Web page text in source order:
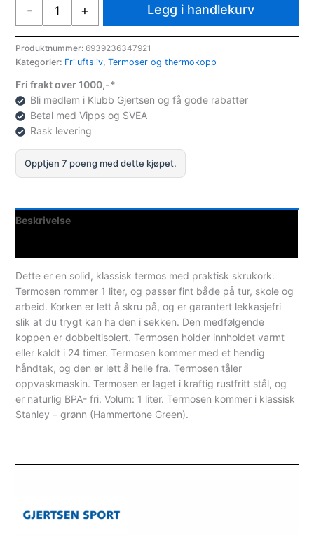
-
Vacuum
Bottle
antall
+ Legg i handlekurv
Produktnummer: 6939236347921
Kategorier: Friluftsliv,Termoser og thermokopp
Fri frakt over 1000,-*
Bli medlem i Klubb Gjertsen og få gode rabatter
Betal med Vipps og SVEA
Rask levering
Opptjen 7 poeng med dette kjøpet.
Beskrivelse
Dette er en solid, klassisk termos med praktisk skrukork.
Termosen rommer 1 liter, og passer fint både på tur, skole og
arbeid. Korken er lett å skru på, og er garantert lekkasjefri
slik at du trygt kan ha den i sekken. Den medfølgende
koppen er dobbeltisolert. Termosen holder innholdet varmt
eller kaldt i 24 timer. Termosen kommer med et hendig
håndtak, og den er lett å helle fra. Termosen tåler
oppvaskmaskin. Termosen er laget i kraftig rustfritt stål, og
er naturlig BPA- fri. Volum: 1 liter. Termosen kommer i klassisk
Stanley – grønn (Hammertone Green).